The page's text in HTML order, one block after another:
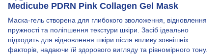
Medicube PDRN Pink Collagen Gel Mask
Маска-гель створена для глибокого зволоження, відновлення
пружності та поліпшення текстури шкіри. Засіб ідеально
підходить для відновлення шкіри після впливу зовнішніх
факторів, надаючи їй здорового вигляду та рівномірного тону.